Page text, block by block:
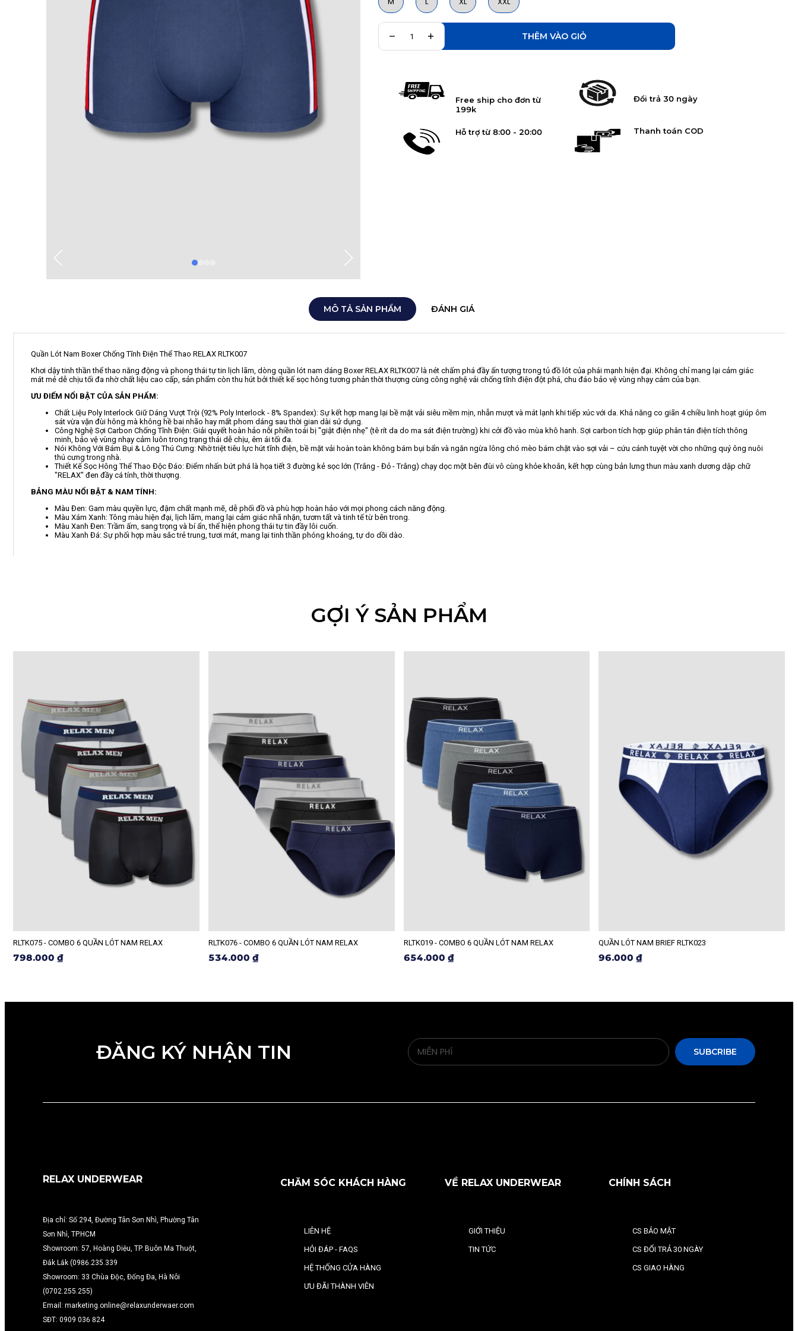
THÊM VÀO GIỎ
Free ship cho đơn từ
199k
Hỗ trợ từ 8:00 - 20:00
Đổi trả 30 ngày
Thanh toán COD
MÔ TẢ SẢN PHẨM ĐÁNH GIÁ
Quần Lót Nam Boxer Chống Tĩnh Điện Thể Thao RELAX RLTK007
Khơi dậy tinh thần thể thao năng động và phong thái tự tin lịch lãm, dòng quần lót nam dáng Boxer RELAX RLTK007 là nét chấm phá đầy ấn tượng trong tủ đồ lót của phái mạnh hiện đại. Không chỉ mang lại cảm giác
mát mẻ dễ chịu tối đa nhờ chất liệu cao cấp, sản phẩm còn thu hút bởi thiết kế sọc hông tương phản thời thượng cùng công nghệ vải chống tĩnh điện đột phá, chu đáo bảo vệ vùng nhạy cảm của bạn.
ƯU ĐIỂM NỔI BẬT CỦA SẢN PHẨM:
Chất Liệu Poly Interlock Giữ Dáng Vượt Trội (92% Poly Interlock - 8% Spandex): Sự kết hợp mang lại bề mặt vải siêu mềm mịn, nhẵn mượt và mát lạnh khi tiếp xúc với da. Khả năng co giãn 4 chiều linh hoạt giúp ôm
sát vừa vặn đùi hông mà không hề bai nhão hay mất phom dáng sau thời gian dài sử dụng.
Công Nghệ Sợi Carbon Chống Tĩnh Điện: Giải quyết hoàn hảo nỗi phiền toái bị "giật điện nhẹ" (tê rít da do ma sát điện trường) khi cởi đồ vào mùa khô hanh. Sợi carbon tích hợp giúp phân tán điện tích thông
minh, bảo vệ vùng nhạy cảm luôn trong trạng thái dễ chịu, êm ái tối đa.
Nói Không Với Bám Bụi & Lông Thú Cưng: Nhờ triệt tiêu lực hút tĩnh điện, bề mặt vải hoàn toàn không bám bụi bẩn và ngăn ngừa lông chó mèo bám chặt vào sợi vải – cứu cánh tuyệt vời cho những quý ông nuôi
thú cưng trong nhà.
Thiết Kế Sọc Hông Thể Thao Độc Đáo: Điểm nhấn bứt phá là họa tiết 3 đường kẻ sọc lớn (Trắng - Đỏ - Trắng) chạy dọc một bên đùi vô cùng khỏe khoắn, kết hợp cùng bản lưng thun màu xanh dương dập chữ
"RELAX" đen đầy cá tính, thời thượng.
BẢNG MÀU NỔI BẬT & NAM TÍNH:
Màu Đen: Gam màu quyền lực, đậm chất mạnh mẽ, dễ phối đồ và phù hợp hoàn hảo với mọi phong cách năng động.
Màu Xám Xanh: Tông màu hiện đại, lịch lãm, mang lại cảm giác nhã nhặn, tươm tất và tinh tế từ bên trong.
Màu Xanh Đen: Trầm ấm, sang trọng và bí ẩn, thể hiện phong thái tự tin đầy lôi cuốn.
Màu Xanh Đá: Sự phối hợp màu sắc trẻ trung, tươi mát, mang lại tinh thần phóng khoáng, tự do dồi dào.
GỢI Ý SẢN PHẨM
RLTK075 - COMBO 6 QUẦN LÓT NAM RELAX
798.000 ₫
RLTK076 - COMBO 6 QUẦN LÓT NAM RELAX
534.000 ₫
RLTK019 - COMBO 6 QUẦN LÓT NAM RELAX
654.000 ₫
QUẦN LÓT NAM BRIEF RLTK023
96.000 ₫
ĐĂNG KÝ NHẬN TIN SUBCRIBE
CHĂM SÓC KHÁCH HÀNG
LIÊN HỆ
HỎI ĐÁP - FAQS
HỆ THỐNG CỬA HÀNG
ƯU ĐÃI THÀNH VIÊN
VỀ RELAX UNDERWEAR
GIỚI THIỆU
TIN TỨC
CHÍNH SÁCH
CS BẢO MẬT
CS ĐỔI TRẢ 30 NGÀY
CS GIAO HÀNG
RELAX UNDERWEAR
Địa chỉ: Số 294, Đường Tân Sơn Nhì, Phường Tân
Sơn Nhì, TP.HCM
Showroom: 57, Hoàng Diệu, TP. Buôn Ma Thuột,
Đắk Lắk (0986.235.339
Showroom: 33 Chùa Độc, Đống Đa, Hà Nôi
(0702.255.255)
Email: marketing.online@relaxunderwaer.com
SĐT: 0909 036 824